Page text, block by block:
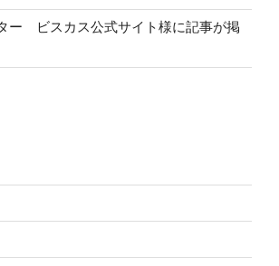
ー ビスカス公式サイト様に記事が掲